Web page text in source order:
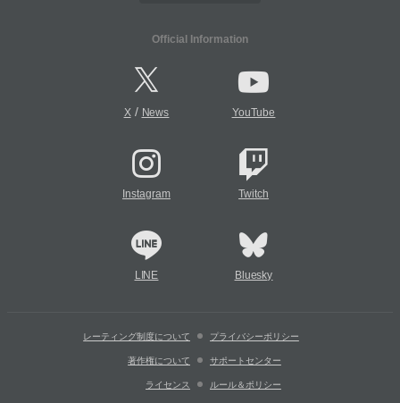
Official Information
X/ News YouTube
Instagram Twitch
LINE Bluesky
レーティング制度について プライバシーポリシー
著作権について サポートセンター
ライセンス ルール＆ポリシー